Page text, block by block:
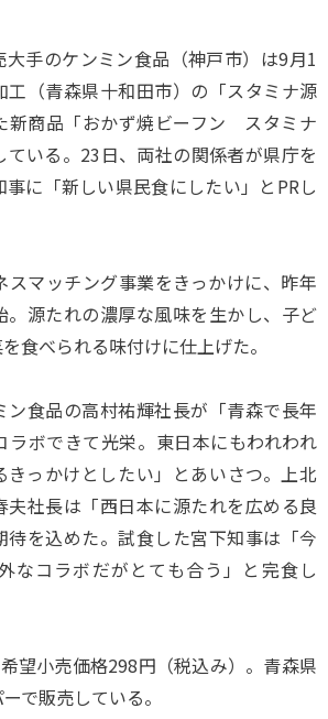
手のケンミン食品（神戸市）は9月1
工（青森県十和田市）の「スタミナ源
新商品「おかず焼ビーフン スタミナ
ている。23日、両社の関係者が県庁を
に「新しい県民食にしたい」とPRし
マッチング事業をきっかけに、昨年
。源たれの濃厚な風味を生かし、子ど
食べられる味付けに仕上げた。
食品の高村祐輝社長が「青森で長年
ラボできて光栄。東日本にもわれわれ
きっかけとしたい」とあいさつ。上北
夫社長は「西日本に源たれを広める良
待を込めた。試食した宮下知事は「今
なコラボだがとても合う」と完食し
望小売価格298円（税込み）。青森県
で販売している。